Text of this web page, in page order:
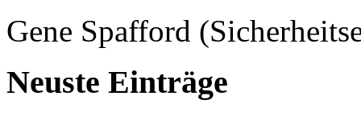
Gene Spafford
Neuste Einträge